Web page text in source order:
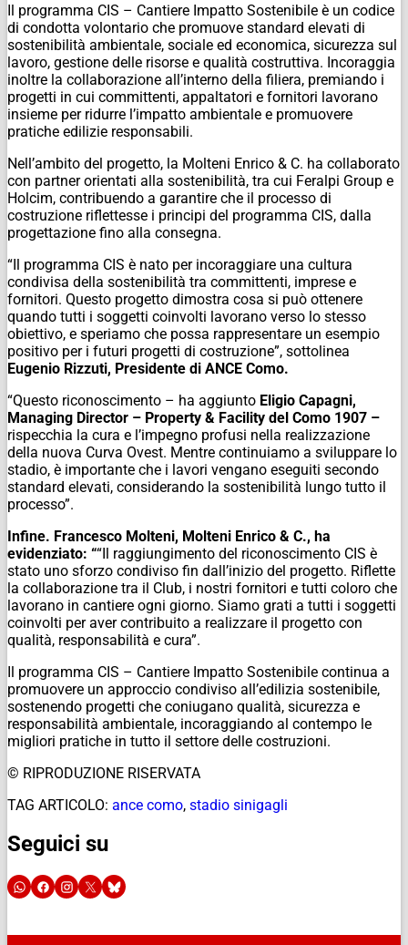
Il programma CIS – Cantiere Impatto Sostenibile è un codice
di condotta volontario che promuove standard elevati di
sostenibilità ambientale, sociale ed economica, sicurezza sul
lavoro, gestione delle risorse e qualità costruttiva. Incoraggia
inoltre la collaborazione all’interno della filiera, premiando i
progetti in cui committenti, appaltatori e fornitori lavorano
insieme per ridurre l’impatto ambientale e promuovere
pratiche edilizie responsabili.
Nell’ambito del progetto, la Molteni Enrico & C. ha collaborato
con partner orientati alla sostenibilità, tra cui Feralpi Group e
Holcim, contribuendo a garantire che il processo di
costruzione riflettesse i principi del programma CIS, dalla
progettazione fino alla consegna.
“Il programma CIS è nato per incoraggiare una cultura
condivisa della sostenibilità tra committenti, imprese e
fornitori. Questo progetto dimostra cosa si può ottenere
quando tutti i soggetti coinvolti lavorano verso lo stesso
obiettivo, e speriamo che possa rappresentare un esempio
positivo per i futuri progetti di costruzione”, sottolinea
Eugenio Rizzuti, Presidente di ANCE Como.
“Questo riconoscimento – ha aggiunto Eligio Capagni,
Managing Director – Property & Facility del Como 1907 –
rispecchia la cura e l’impegno profusi nella realizzazione
della nuova Curva Ovest. Mentre continuiamo a sviluppare lo
stadio, è importante che i lavori vengano eseguiti secondo
standard elevati, considerando la sostenibilità lungo tutto il
processo”.
Infine. Francesco Molteni, Molteni Enrico & C., ha
evidenziato: ““Il raggiungimento del riconoscimento CIS è
stato uno sforzo condiviso fin dall’inizio del progetto. Riflette
la collaborazione tra il Club, i nostri fornitori e tutti coloro che
lavorano in cantiere ogni giorno. Siamo grati a tutti i soggetti
coinvolti per aver contribuito a realizzare il progetto con
qualità, responsabilità e cura”.
Il programma CIS – Cantiere Impatto Sostenibile continua a
promuovere un approccio condiviso all’edilizia sostenibile,
sostenendo progetti che coniugano qualità, sicurezza e
responsabilità ambientale, incoraggiando al contempo le
migliori pratiche in tutto il settore delle costruzioni.
© RIPRODUZIONE RISERVATA
TAG ARTICOLO: ance como, stadio sinigagli
Seguici su